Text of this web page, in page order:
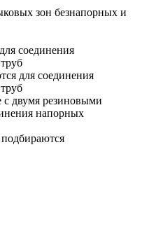
зон безнапорных и
соединения
для соединения
двумя резиновыми
напорных